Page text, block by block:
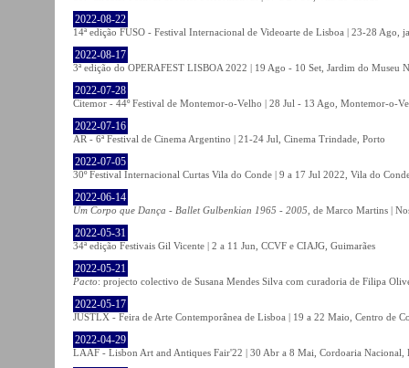
2022-08-22
14ª edição FUSO - Festival Internacional de Videoarte de Lisboa | 23-28 Ago,
2022-08-17
3ª edição do OPERAFEST LISBOA 2022 | 19 Ago - 10 Set, Jardim do Museu
2022-07-28
Citemor - 44º Festival de Montemor-o-Velho | 28 Jul - 13 Ago, Montemor-o-
2022-07-16
AR - 6ª Festival de Cinema Argentino | 21-24 Jul, Cinema Trindade, Porto
2022-07-05
30º Festival Internacional Curtas Vila do Conde | 9 a 17 Jul 2022, Vila do
2022-06-14
Um Corpo que Dança - Ballet Gulbenkian 1965 - 2005 , de Marco Martins |
2022-05-31
34ª edição Festivais Gil Vicente | 2 a 11 Jun, CCVF e CIAJG, Guimarães
2022-05-21
Pacto: projecto colectivo de Susana Mendes Silva com curadoria de Filipa
2022-05-17
JUSTLX - Feira de Arte Contemporânea de Lisboa | 19 a 22 Maio, Centro de
2022-04-29
LAAF - Lisbon Art and Antiques Fair'22 | 30 Abr a 8 Mai, Cordoaria Nacional,